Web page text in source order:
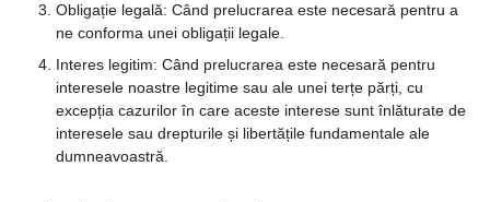
Obligație legală: Când prelucrarea este necesară pentru a
ne conforma unei obligații legale.
Interes legitim: Când prelucrarea este necesară pentru
interesele noastre legitime sau ale unei terțe părți, cu
excepția cazurilor în care aceste interese sunt înlăturate de
interesele sau drepturile și libertățile fundamentale ale
dumneavoastră.